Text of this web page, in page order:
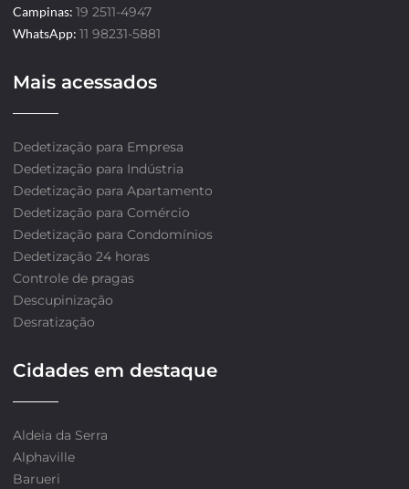
Campinas: 19 2511-4947
WhatsApp: 11 98231-5881
Mais acessados
Dedetização para Empresa
Dedetização para Indústria
Dedetização para Apartamento
Dedetização para Comércio
Dedetização para Condomínios
Dedetização 24 horas
Controle de pragas
Descupinização
Desratização
Cidades em destaque
Aldeia da Serra
Alphaville
Barueri